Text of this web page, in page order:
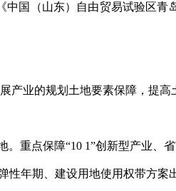
中国（山东）自由贸易试验区
产业的规划土地要素保障，提
。重点保障“10 1”创新型产业、
性年期、建设用地使用权带方